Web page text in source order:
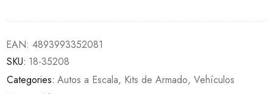
EAN: 4893993352081
SKU: 18-35208
Categories: Autos a Escala, Kits de Armado, Vehículos